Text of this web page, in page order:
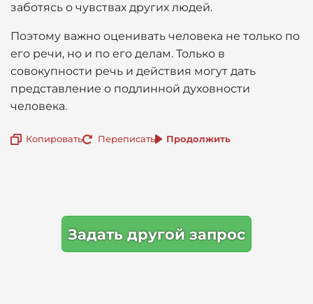
заботясь о чувствах других людей.
Поэтому важно оценивать человека не только по
его речи, но и по его делам. Только в
совокупности речь и действия могут дать
представление о подлинной духовности
человека.
Копировать Переписать Продолжить
Задать другой запрос